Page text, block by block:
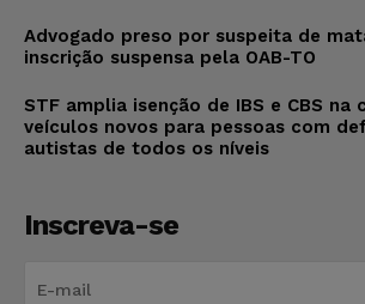
Advogado preso por suspeita de
inscrição suspensa pela OAB-TO
STF amplia isenção de IBS e CBS na
veículos novos para pessoas com
autistas de todos os níveis
Inscreva-se